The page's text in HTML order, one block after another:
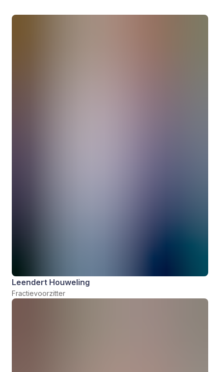
Leendert Houweling
Fractievoorzitter